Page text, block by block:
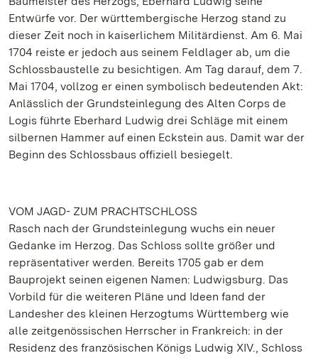
Entwürfe vor. Der württembergische Herzog stand zu
dieser Zeit noch in kaiserlichem Militärdienst. Am 6. Mai
1704 reiste er jedoch aus seinem Feldlager ab, um die
Schlossbaustelle zu besichtigen. Am Tag darauf, dem 7.
Mai 1704, vollzog er einen symbolisch bedeutenden Akt:
Anlässlich der Grundsteinlegung des Alten Corps de
Logis führte Eberhard Ludwig drei Schläge mit einem
silbernen Hammer auf einen Eckstein aus. Damit war der
Beginn des Schlossbaus offiziell besiegelt.
VOM JAGD- ZUM PRACHTSCHLOSS
Rasch nach der Grundsteinlegung wuchs ein neuer
Gedanke im Herzog. Das Schloss sollte größer und
repräsentativer werden. Bereits 1705 gab er dem
Bauprojekt seinen eigenen Namen: Ludwigsburg. Das
Vorbild für die weiteren Pläne und Ideen fand der
Landesher des kleinen Herzogtums Württemberg wie
alle zeitgenössischen Herrscher in Frankreich: in der
Residenz des französischen Königs Ludwig XIV., Schloss